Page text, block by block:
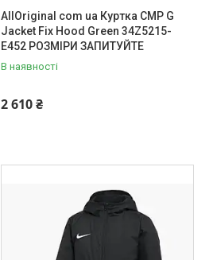
AllOriginal com ua Куртка CMP G
Jacket Fix Hood Green 34Z5215-
E452 РОЗМІРИ ЗАПИТУЙТЕ
В наявності
2 610 ₴